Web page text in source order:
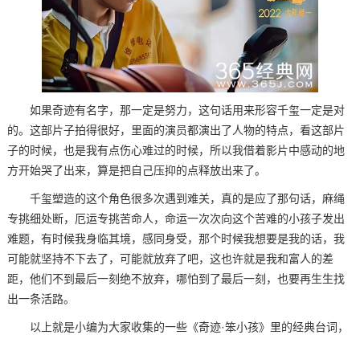
如果奇迹有名字，那一定是努力，这句话用来形容千玺一定是对
的。这部片子拍得很好，里面的演员都演出了人物的特点，看这部片
子的时候，也是我有点伤心难过的时候，所以我借着影片中感动的地
方开始哭了出来，算是把自己压抑的点释放出来了。
千玺塑造的这个角色很多次遇到难关，真的是应了那句话，麻绳
专挑细处断，厄运专挑苦命人，命运一次次向这个苦难的小孩子发出
难题，有时候我身临其境，感同身受，那个时候我想要是我的话，我
可能就坚持不下去了，可能就放弃了吧，这也许就是我和富人的差
距，他们不到最后一刻绝不放弃，哪怕到了最后一刻，也要再生生找
出一条活路。
以上就是小编为大家收集的一些《奇迹·笨小孩》里的经典台词，